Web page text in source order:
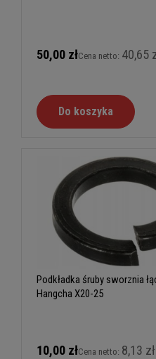
50,00 złCena netto: 40,65
Do koszyka
Podkładka śruby sworznia
Hangcha X20-25
10,00 złCena netto: 8,13 zł